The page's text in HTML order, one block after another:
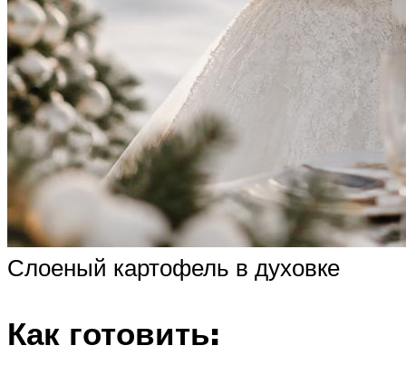
Слоеный картофель в духовке
Как готовить: